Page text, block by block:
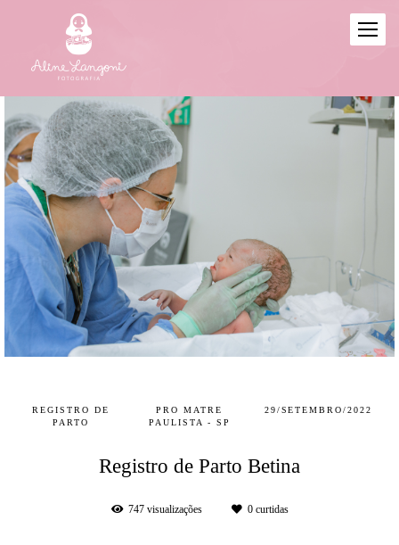
REGISTRO DE
PARTO
PRO MATRE
PAULISTA - SP
29/SETEMBRO/2022
Registro de Parto Betina
747visualizações 0curtidas